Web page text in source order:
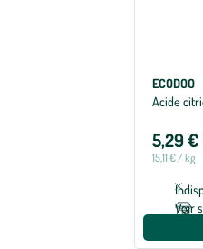
ECODOO
Acide
5,29 €
15,11 € / kg
Voir